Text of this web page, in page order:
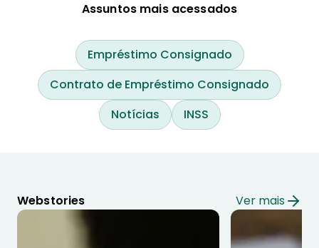
Assuntos mais acessados
Empréstimo Consignado
Contrato de Empréstimo Consignado
Notícias
INSS
Webstories Ver mais